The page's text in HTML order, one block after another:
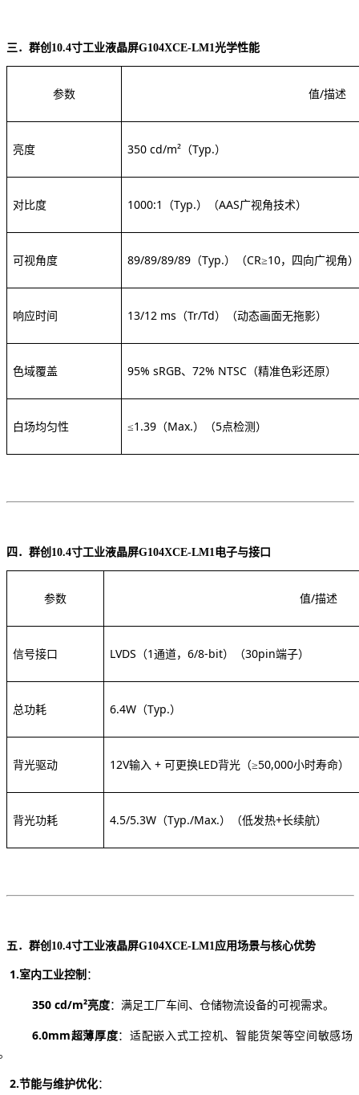
三．群创 10.4寸工业液晶屏G104XCE-LM1光学性能
参数 值/描述
亮度 350 cd/m²（Typ.）
对比度 1000:1（Typ.） （AAS广视角技术）
可视角度 89/89/89/89（Typ.） （CR≥10，四向广视角）
响应时间 13/12 ms（Tr/Td） （动态画面无拖影）
色域覆盖 95% sRGB、72% NTSC （精准色彩还原）
白场均匀性 ≤1.39（Max.）（5点检测）
四．群创 10.4寸工业液晶屏G104XCE-LM1 电子与接口
参数 值/描述
信号接口 LVDS（1通道，6/8-bit） （30pin端子）
总功耗 6.4W（Typ.）
背光驱动 12V输入 + 可更换LED背光 （≥50,000小时寿命）
背光功耗 4.5/5.3W（Typ./Max.） （低发热+长续航）
五．群创 10.4寸工业液晶屏G104XCE-LM1 应用场景与核心优势
1.室内工业控制：
350 cd/m²亮度：满足工厂车间、仓储物流设备的可视需求。
6.0mm超薄厚度：适配嵌入式工控机、智能货架等空间敏感场
2.节能与维护优化：